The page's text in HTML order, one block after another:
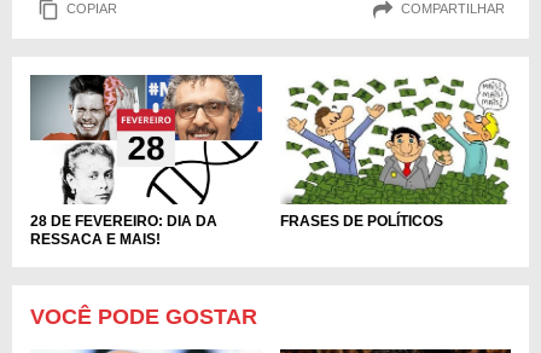
COPIAR COMPARTILHAR
28 DE FEVEREIRO: DIA DA
RESSACA E MAIS!
FRASES DE POLÍTICOS
VOCÊ PODE GOSTAR